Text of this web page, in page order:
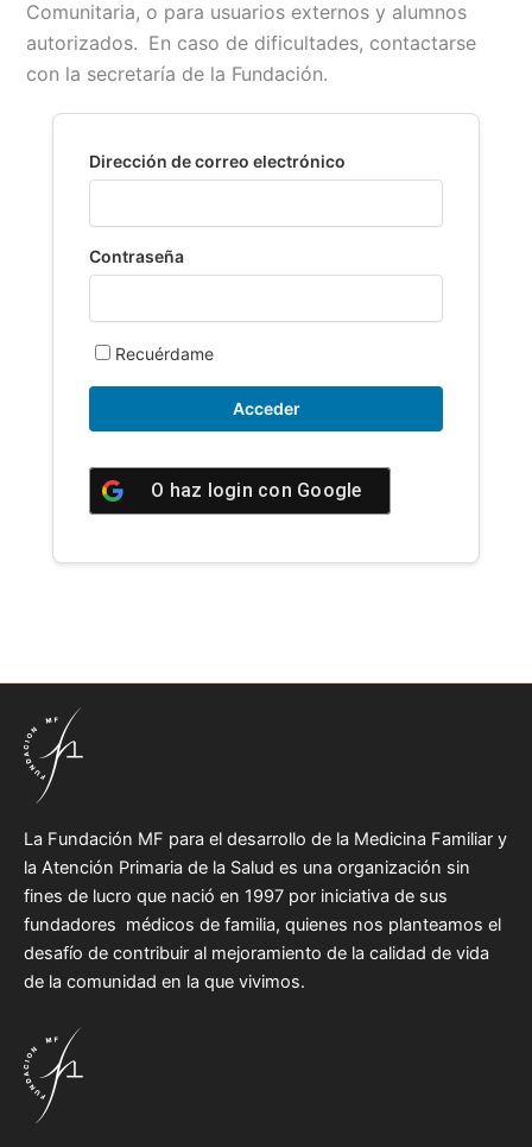
b
o
o
k
l
s
A
p
p
L
i
n
k
t
a
r
t
i
Comunitaria, o para usuarios externos y alumnos
autorizados. En caso de dificultades, contactarse
con la secretaría de la Fundación.
Dirección de correo electrónico
Contraseña
Recuérdame
O haz login con Google
La Fundación MF para el desarrollo de la Medicina Familiar y
la Atención Primaria de la Salud es una organización sin
fines de lucro que nació en 1997 por iniciativa de sus
fundadores médicos de familia, quienes nos planteamos el
desafío de contribuir al mejoramiento de la calidad de vida
de la comunidad en la que vivimos.